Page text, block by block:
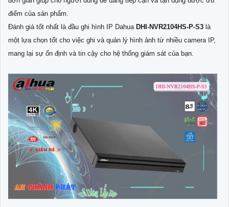
điểm của sản phẩm.
Đánh giá tốt nhất là đầu ghi hình IP Dahua DHI-NVR2104HS-P-S3 là
một lựa chọn tốt cho việc ghi và quản lý hình ảnh từ nhiều camera IP,
mang lại sự ổn định và tin cậy cho hệ thống giám sát của bạn.